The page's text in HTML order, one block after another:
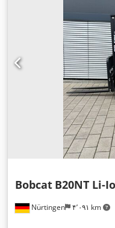
Nürtingen ۴٬۰۹۱ km
Bobcat B20NT Li-